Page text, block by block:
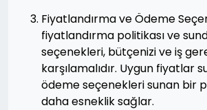
Fiyatlandırma ve Ödeme
fiyatlandırma politikası ve
seçenekleri, bütçenizi ve iş
karşılamalıdır. Uygun fiyatlar
ödeme seçenekleri sunan bir
daha esneklik sağlar.